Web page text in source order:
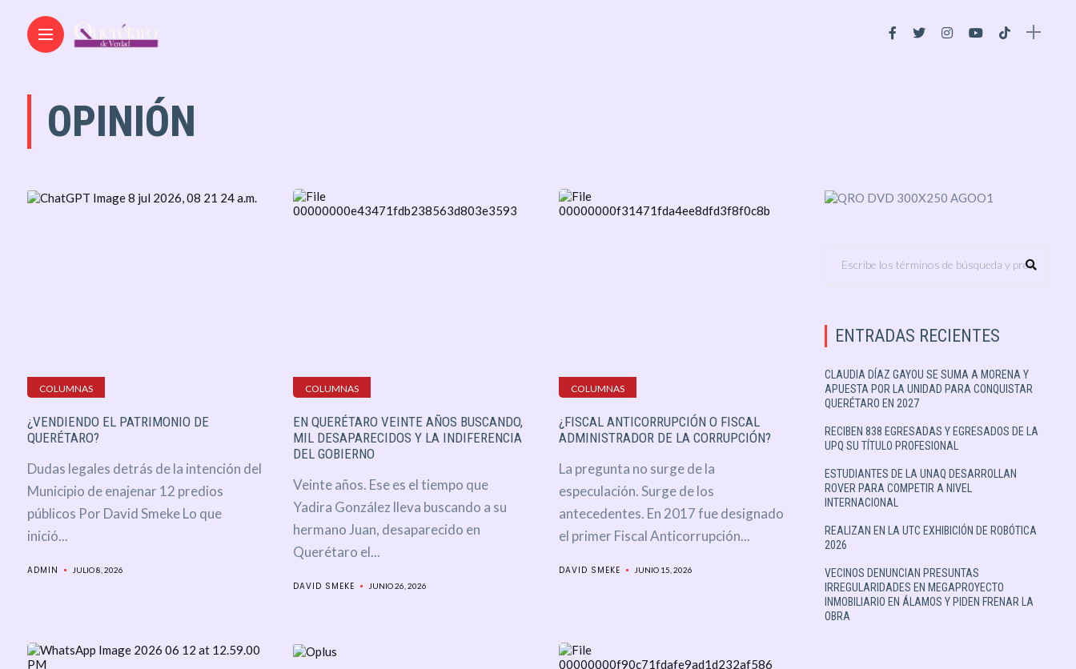
OPINIÓN
COLUMNAS
¿VENDIENDO EL PATRIMONIO DE
QUERÉTARO?
Dudas legales detrás de la intención del
Municipio de enajenar 12 predios
públicos Por David Smeke Lo que
inició...
ADMIN JULIO 8, 2026
COLUMNAS
EN QUERÉTARO VEINTE AÑOS BUSCANDO,
MIL DESAPARECIDOS Y LA INDIFERENCIA
DEL GOBIERNO
Veinte años. Ese es el tiempo que
Yadira González lleva buscando a su
hermano Juan, desaparecido en
Querétaro el...
DAVID SMEKE JUNIO 26, 2026
COLUMNAS
¿FISCAL ANTICORRUPCIÓN O FISCAL
ADMINISTRADOR DE LA CORRUPCIÓN?
La pregunta no surge de la
especulación. Surge de los
antecedentes. En 2017 fue designado
el primer Fiscal Anticorrupción...
DAVID SMEKE JUNIO 15, 2026
ENTRADAS RECIENTES
CLAUDIA DÍAZ GAYOU SE SUMA A MORENA Y
APUESTA POR LA UNIDAD PARA CONQUISTAR
QUERÉTARO EN 2027
RECIBEN 838 EGRESADAS Y EGRESADOS DE LA
UPQ SU TÍTULO PROFESIONAL
ESTUDIANTES DE LA UNAQ DESARROLLAN
ROVER PARA COMPETIR A NIVEL
INTERNACIONAL
REALIZAN EN LA UTC EXHIBICIÓN DE ROBÓTICA
2026
VECINOS DENUNCIAN PRESUNTAS
IRREGULARIDADES EN MEGAPROYECTO
INMOBILIARIO EN ÁLAMOS Y PIDEN FRENAR LA
OBRA